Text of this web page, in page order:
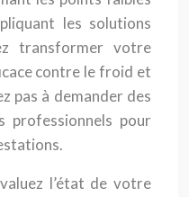
les solutions
transformer votre
contre le froid et
pas à demander des
professionnels pour
l’état de votre